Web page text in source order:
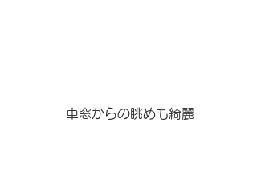
車窓からの眺めも綺麗